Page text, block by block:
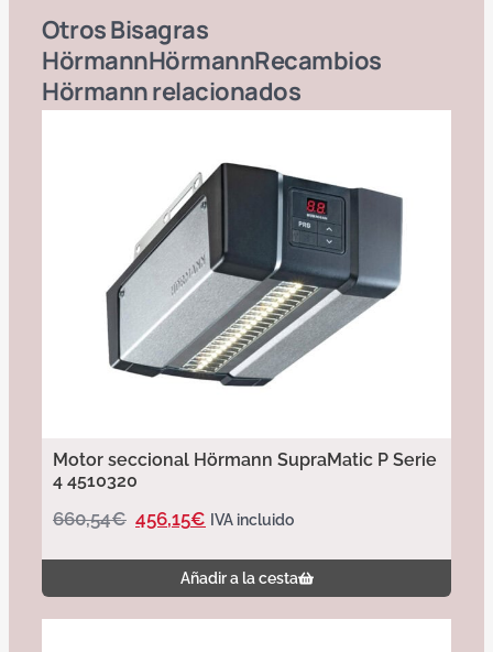
OtrosBisagras
HörmannHörmannRecambios
Hörmannrelacionados
Motor seccional Hörmann SupraMatic P Serie
4 4510320
660,54€ 456,15€ IVA incluido
Añadir a la cesta